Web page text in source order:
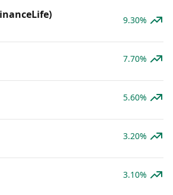
9.30%
7.70%
5.60%
3.20%
3.10%